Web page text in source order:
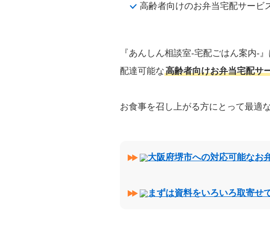
高齢者向けのお弁当宅配サービ
『あんしん相談室‐宅配ごはん案内‐
配達可能な高齢者向けお弁当宅配サ
お食事を召し上がる方にとって最適
大阪府堺市への対応可能なお
まずは資料をいろいろ取寄せ